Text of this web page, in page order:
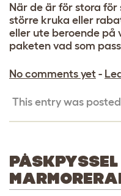
När de är för stora
större kruka eller
eller ute beroende på
paketen vad som
No comments yet -
This entry was
PÅSKPYSSEL